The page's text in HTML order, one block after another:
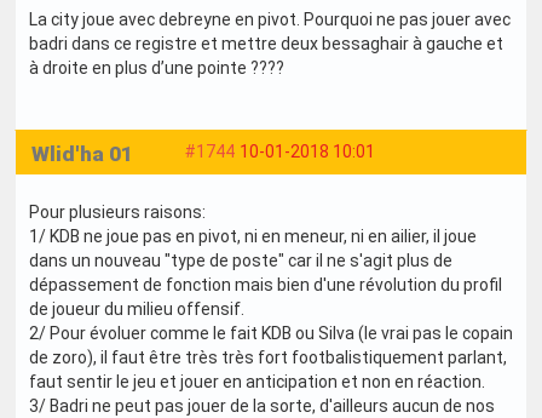
La city joue avec debreyne en pivot. Pourquoi ne pas jouer avec
badri dans ce registre et mettre deux bessaghair à gauche et
à droite en plus d’une pointe ????
#1744 10-01-2018 10:01
Wlid'ha 01
Pour plusieurs raisons:
1/ KDB ne joue pas en pivot, ni en meneur, ni en ailier, il joue
dans un nouveau "type de poste" car il ne s'agit plus de
dépassement de fonction mais bien d'une révolution du profil
de joueur du milieu offensif.
2/ Pour évoluer comme le fait KDB ou Silva (le vrai pas le copain
de zoro), il faut être très très fort footbalistiquement parlant,
faut sentir le jeu et jouer en anticipation et non en réaction.
3/ Badri ne peut pas jouer de la sorte, d'ailleurs aucun de nos